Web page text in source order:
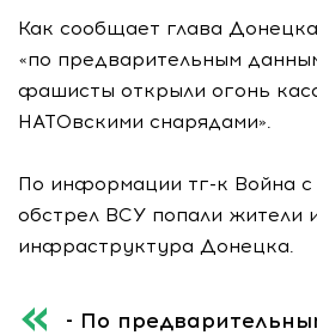
Как сообщает глава
«по предварительным
фашисты открыли огонь
НАТОвскими снарядами».
По информации тг-к Война
обстрел ВСУ попали жители
инфраструктура Донецка.
- По